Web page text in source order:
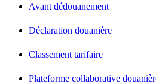
Avant dédouanement
Déclaration douanière
Classement tarifaire
Plateforme collaborative